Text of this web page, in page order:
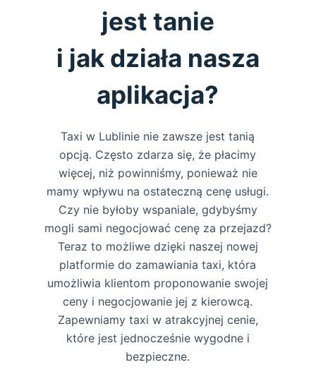
jest tanie
i jak działa nasza
aplikacja?
Taxi w Lublinie nie zawsze jest tanią
opcją. Często zdarza się, że płacimy
więcej, niż powinniśmy, ponieważ nie
mamy wpływu na ostateczną cenę usługi.
Czy nie byłoby wspaniale, gdybyśmy
mogli sami negocjować cenę za przejazd?
Teraz to możliwe dzięki naszej nowej
platformie do zamawiania taxi, która
umożliwia klientom proponowanie swojej
ceny i negocjowanie jej z kierowcą.
Zapewniamy taxi w atrakcyjnej cenie,
które jest jednocześnie wygodne i
bezpieczne.